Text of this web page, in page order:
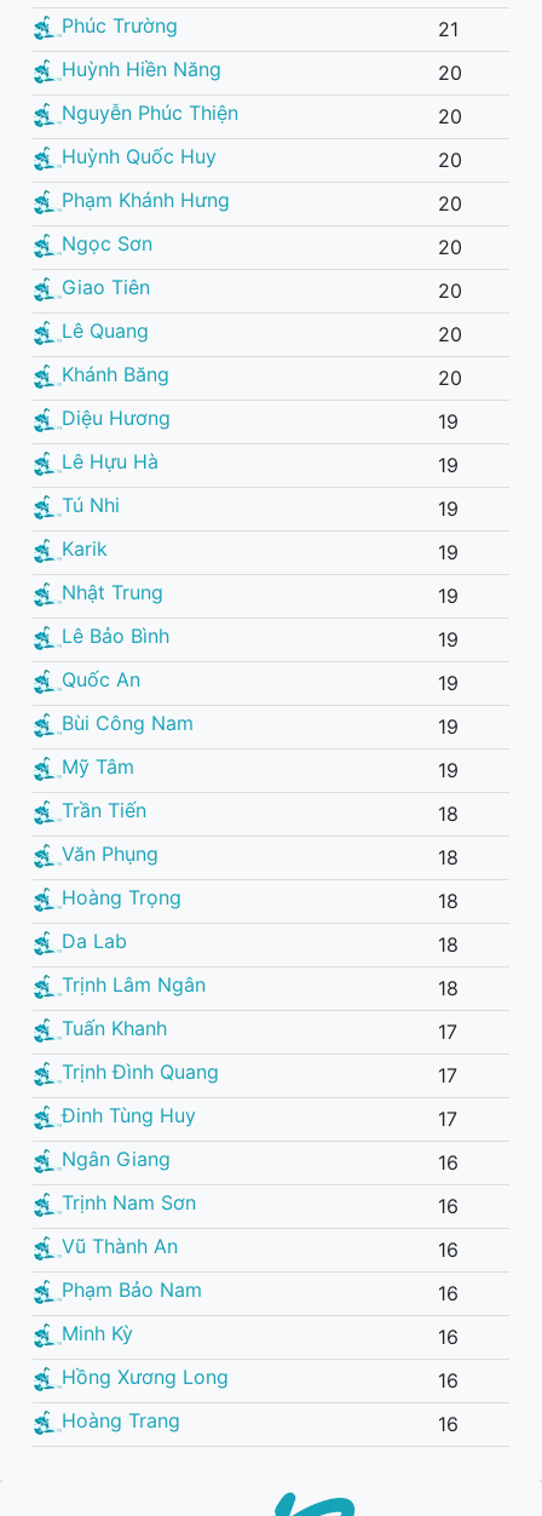
Phúc Trường
21
Huỳnh Hiền Năng
20
Nguyễn Phúc Thiện
20
Huỳnh Quốc Huy
20
Phạm Khánh Hưng
20
Ngọc Sơn
20
Giao Tiên
20
Lê Quang
20
Khánh Băng
20
Diệu Hương
19
Lê Hựu Hà
19
Tú Nhi
19
Karik
19
Nhật Trung
19
Lê Bảo Bình
19
Quốc An
19
Bùi Công Nam
19
Mỹ Tâm
19
Trần Tiến
18
Văn Phụng
18
Hoàng Trọng
18
Da Lab
18
Trịnh Lâm Ngân
18
Tuấn Khanh
17
Trịnh Đình Quang
17
Đinh Tùng Huy
17
Ngân Giang
16
Trịnh Nam Sơn
16
Vũ Thành An
16
Phạm Bảo Nam
16
Minh Kỳ
16
Hồng Xương Long
16
Hoàng Trang
16